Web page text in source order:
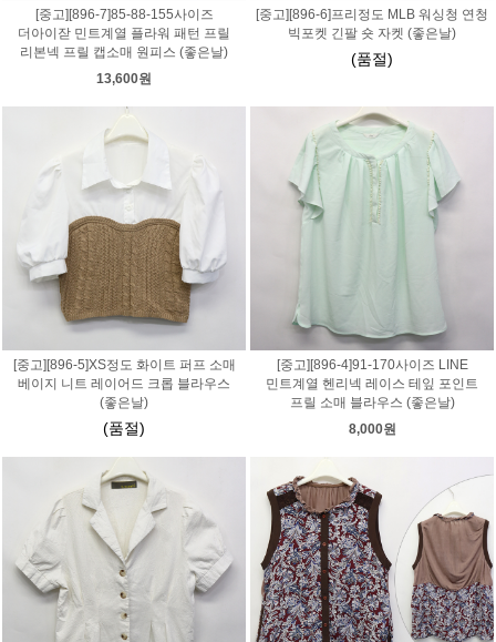
[중고][896-7]85-88-155사이즈
더아이잗 민트계열 플라워 패턴 프릴
리본넥 프릴 캡소매 원피스 (좋은날)
13,600원
[중고][896-6]프리정도 MLB 워싱청 연청
빅포켓 긴팔 숏 자켓 (좋은날)
(품절)
[중고][896-5]XS정도 화이트 퍼프 소매
베이지 니트 레이어드 크롭 블라우스
(좋은날)
(품절)
[중고][896-4]91-170사이즈 LINE
민트계열 헨리넥 레이스 테잎 포인트
프릴 소매 블라우스 (좋은날)
8,000원